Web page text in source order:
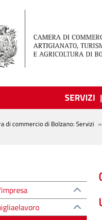
SERVIZI
di commercio di Bolzano: Servizi
d'impresa